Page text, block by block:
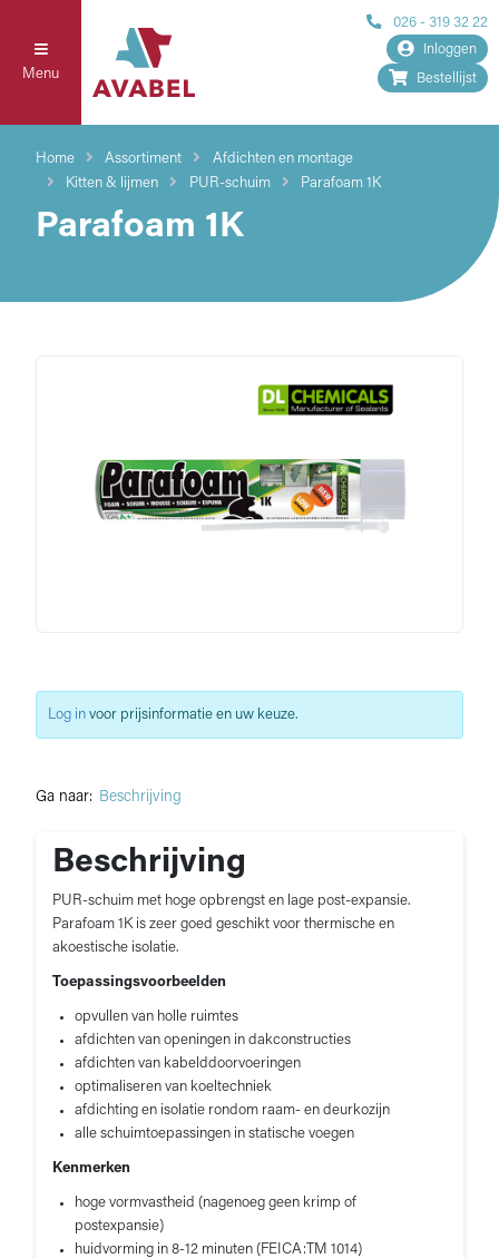
Menu
026 - 319 32 22
Inloggen
Bestellijst
Home Assortiment
Afdichten en montage
Kitten & lijmen
PUR-schuim Parafoam 1K
Parafoam 1K
Ga naar: Beschrijving
Beschrijving
PUR-schuim met hoge opbrengst en lage post-expansie.
Parafoam 1K is zeer goed geschikt voor thermische en
akoestische isolatie.
Toepassingsvoorbeelden
opvullen van holle ruimtes
afdichten van openingen in dakconstructies
afdichten van kabelddoorvoeringen
optimaliseren van koeltechniek
afdichting en isolatie rondom raam- en deurkozijn
alle schuimtoepassingen in statische voegen
Kenmerken
hoge vormvastheid (nagenoeg geen krimp of
postexpansie)
huidvorming in 8-12 minuten (FEICA:TM 1014)
Log in voor prijsinformatie en uw keuze.